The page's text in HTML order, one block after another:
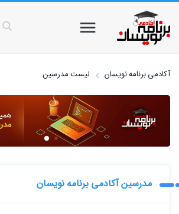
آکادمی برنامه نویسان لیست مدرسین
مدرسین آکادمی برنامه نویسان